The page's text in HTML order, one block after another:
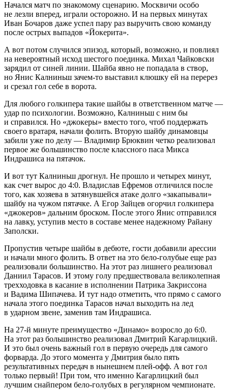
Начался матч по знакомому сценарию. Москвичи особо
не лезли вперед, играли осторожно. И на первых минутах
Иван Бочаров даже успел пару раз выручить свою команду
после острых выпадов «Йокерита».
А вот потом случился эпизод, который, возможно, и повлиял
на невероятный исход шестого поединка. Михал Чайковски
зарядил от синей линии. Шайба явно не попадала в створ,
но Янис Калниньш зачем-то выставил клюшку ей на перерез
и срезал гол себе в ворота.
Для любого голкипера такие шайбы в ответственном матче —
удар по психологии. Возможно, Калниньш с ним бы
и справился. Но «джокеры» вместо того, чтоб поддержать
своего вратаря, начали фолить. Вторую шайбу динамовцы
забили уже по делу — Владимир Брюквин четко реализовал
первое же большинство после классного паса Микса
Индрашиса на пятачок.
И вот тут Калниньш дрогнул. Не прошло и четырех минут,
как счет вырос до 4:0. Владислав Ефремов отличился после
того, как хозяева в затянувшейся атаке долго «закапывали»
шайбу на чужом пятачке. А Егор Зайцев огорчил голкипера
«джокеров» дальним броском. После этого Янис отправился
на лавку, уступив место в составе менее надежному Райану
Заполски.
Пропустив четыре шайбы в дебюте, гости добавили арессии
и начали много фолить. В ответ на это бело-голубые еще раз
реализовали большинство. На этот раз лишнего реализовал
Даниил Тарасов. И этому голу предшествовала великолепная
трехходовка в касание в исполнении Патрика Закриссона
и Вадима Шипачева. И тут надо отметить, что прямо с самого
начала этого поединка Тарасов начал выходить на лед
в ударном звене, заменив там Индрашиса.
На 27-й минуте преимущество «Динамо» возросло до 6:0.
На этот раз большинство реализовал Дмитрий Кагарлицкий.
И это был очень важный гол в первую очередь для самого
форварда. До этого момента у Дмитрия было пять
результативных передач в нынешнем плей-офф. А вот гол
только первый! При том, что именно Кагарлицкий был
лучшим снайпером бело-голубых в регулярном чемпионате.